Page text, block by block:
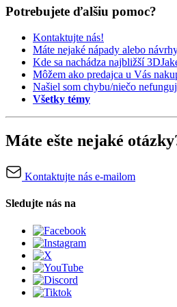
Potrebujete ďalšiu pomoc?
Kontaktujte nás!
Máte nejaké nápady alebo
Kde sa nachádza najbližší
Môžem ako predajca u Vás
Našiel som chybu/niečo
Všetky témy
Máte ešte nejaké
Kontaktujte nás e-mailom
Sledujte nás na